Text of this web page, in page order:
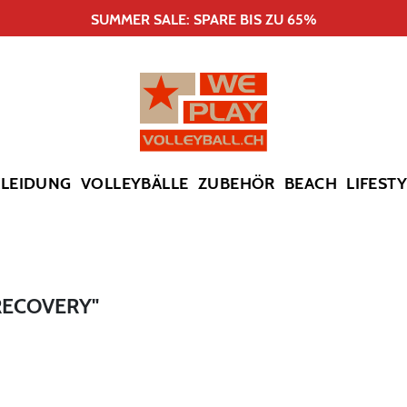
SUMMER SALE: SPARE BIS ZU 65%
VOLLEYBÄLLE ZUBEHÖR BEACH